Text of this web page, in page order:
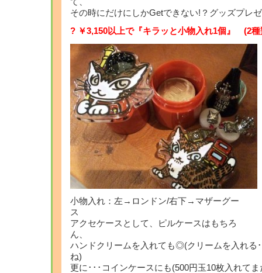
その時にだけにしかGetできない!？グッズプレ
? ￥3,150以上で『キラッと小物入れ1個』 (2種
小物入れ：左→ロンドン/右下→マザーグー
アクセケースとして、ピルケースはもちろ
ハンドクリームを入れても◎(クリームを入れる
更に･･･コインケースにも(500円玉10枚入れて